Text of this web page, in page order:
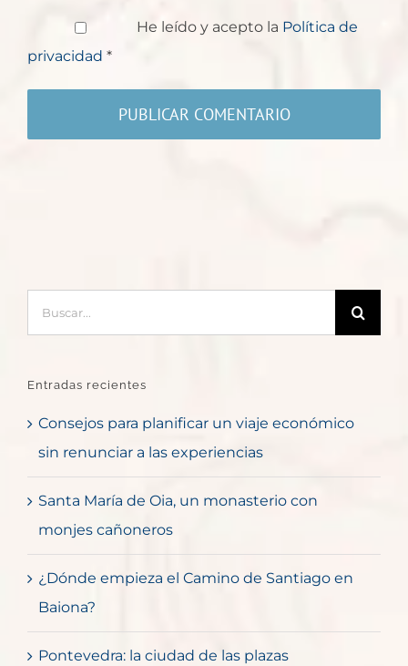
He leído y acepto la Política de
privacidad *
Entradas recientes
Consejos para planificar un viaje económico
sin renunciar a las experiencias
Santa María de Oia, un monasterio con
monjes cañoneros
¿Dónde empieza el Camino de Santiago en
Baiona?
Pontevedra: la ciudad de las plazas